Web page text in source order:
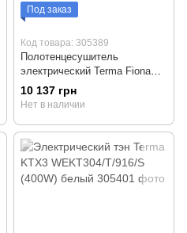
Под заказ
Код товара: 305389
Полотенцесушитель
электрический Terma Fiona
1380х480
(WLFIN138048/9005/MOA)
10 137 грн
Нет в наличии